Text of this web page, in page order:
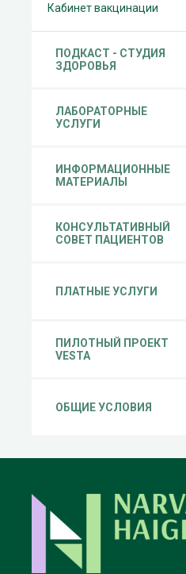
Кабинет вакцинации
ПОДКАСТ - СТУДИЯ
ЗДОРОВЬЯ
ЛАБОРАТОРНЫЕ
УСЛУГИ
ИНФОРМАЦИОННЫЕ
МАТЕРИАЛЫ
КОНСУЛЬТАТИВНЫЙ
СОВЕТ ПАЦИЕНТОВ
ПЛАТНЫЕ УСЛУГИ
ПИЛОТНЫЙ ПРОЕКТ
VESTA
ОБЩИЕ УСЛОВИЯ